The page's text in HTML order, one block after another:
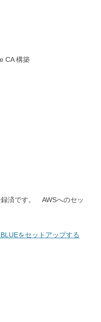
CA 構築
済です。 AWSへのセッ
をセットアップする